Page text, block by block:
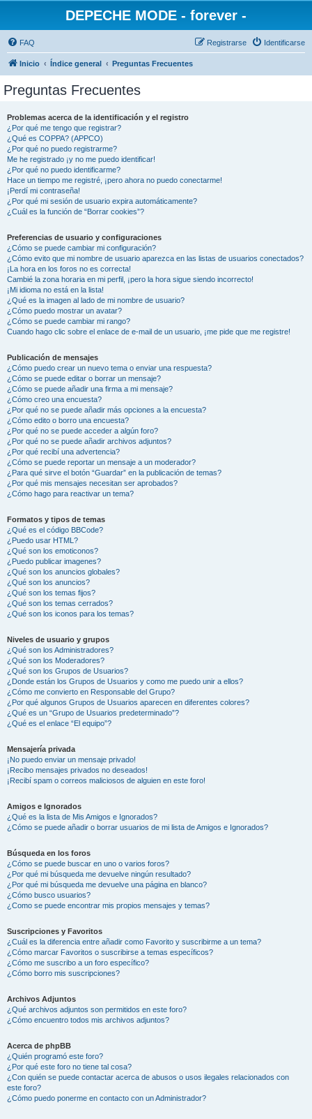
DEPECHE MODE - forever -
FAQ Identificarse
Registrarse
Inicio Índice general Preguntas Frecuentes
Preguntas Frecuentes
Problemas acerca de la identificación y el registro
¿Por qué me tengo que registrar?
¿Qué es COPPA? (APPCO)
¿Por qué no puedo registrarme?
Me he registrado ¡y no me puedo identificar!
¿Por qué no puedo identificarme?
Hace un tiempo me registré, ¡pero ahora no puedo conectarme!
¡Perdí mi contraseña!
¿Por qué mi sesión de usuario expira automáticamente?
¿Cuál es la función de “Borrar cookies”?
Preferencias de usuario y configuraciones
¿Cómo se puede cambiar mi configuración?
¿Cómo evito que mi nombre de usuario aparezca en las listas de usuarios conectados?
¡La hora en los foros no es correcta!
Cambié la zona horaria en mi perfil, ¡pero la hora sigue siendo incorrecto!
¡Mi idioma no está en la lista!
¿Qué es la imagen al lado de mi nombre de usuario?
¿Cómo puedo mostrar un avatar?
¿Cómo se puede cambiar mi rango?
Cuando hago clic sobre el enlace de e-mail de un usuario, ¡me pide que me registre!
Publicación de mensajes
¿Cómo puedo crear un nuevo tema o enviar una respuesta?
¿Cómo se puede editar o borrar un mensaje?
¿Cómo se puede añadir una firma a mi mensaje?
¿Cómo creo una encuesta?
¿Por qué no se puede añadir más opciones a la encuesta?
¿Cómo edito o borro una encuesta?
¿Por qué no se puede acceder a algún foro?
¿Por qué no se puede añadir archivos adjuntos?
¿Por qué recibí una advertencia?
¿Cómo se puede reportar un mensaje a un moderador?
¿Para qué sirve el botón “Guardar” en la publicación de temas?
¿Por qué mis mensajes necesitan ser aprobados?
¿Cómo hago para reactivar un tema?
Formatos y tipos de temas
¿Qué es el código BBCode?
¿Puedo usar HTML?
¿Qué son los emoticonos?
¿Puedo publicar imagenes?
¿Qué son los anuncios globales?
¿Qué son los anuncios?
¿Qué son los temas fijos?
¿Qué son los temas cerrados?
¿Qué son los iconos para los temas?
Niveles de usuario y grupos
¿Qué son los Administradores?
¿Qué son los Moderadores?
¿Qué son los Grupos de Usuarios?
¿Donde están los Grupos de Usuarios y como me puedo unir a ellos?
¿Cómo me convierto en Responsable del Grupo?
¿Por qué algunos Grupos de Usuarios aparecen en diferentes colores?
¿Qué es un “Grupo de Usuarios predeterminado”?
¿Qué es el enlace “El equipo”?
Mensajería privada
¡No puedo enviar un mensaje privado!
¡Recibo mensajes privados no deseados!
¡Recibí spam o correos maliciosos de alguien en este foro!
Amigos e Ignorados
¿Qué es la lista de Mis Amigos e Ignorados?
¿Cómo se puede añadir o borrar usuarios de mi lista de Amigos e Ignorados?
Búsqueda en los foros
¿Cómo se puede buscar en uno o varios foros?
¿Por qué mi búsqueda me devuelve ningún resultado?
¿Por qué mi búsqueda me devuelve una página en blanco?
¿Cómo busco usuarios?
¿Como se puede encontrar mis propios mensajes y temas?
Suscripciones y Favoritos
¿Cuál es la diferencia entre añadir como Favorito y suscribirme a un tema?
¿Cómo marcar Favoritos o suscribirse a temas específicos?
¿Cómo me suscribo a un foro específico?
¿Cómo borro mis suscripciones?
Archivos Adjuntos
¿Qué archivos adjuntos son permitidos en este foro?
¿Cómo encuentro todos mis archivos adjuntos?
Acerca de phpBB
¿Quién programó este foro?
¿Por qué este foro no tiene tal cosa?
¿Con quién se puede contactar acerca de abusos o usos ilegales relacionados con
este foro?
¿Cómo puedo ponerme en contacto con un Administrador?